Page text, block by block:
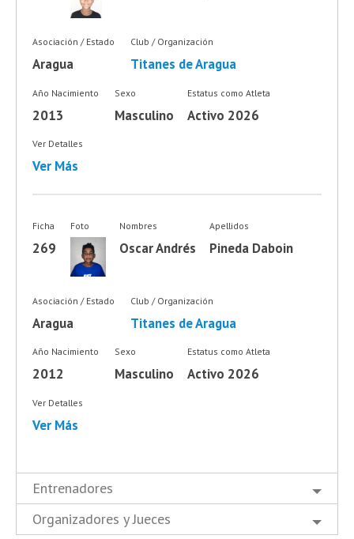
Asociación / Estado
Aragua
Club / Organización
Titanes de Aragua
Año Nacimiento
2013
Sexo
Masculino
Estatus como Atleta
Activo 2026
Ver Detalles
Ver Más
Ficha
269
Foto Nombres
Oscar Andrés
Apellidos
Pineda Daboin
Asociación / Estado
Aragua
Club / Organización
Titanes de Aragua
Año Nacimiento
2012
Sexo
Masculino
Estatus como Atleta
Activo 2026
Ver Detalles
Ver Más
Entrenadores
Organizadores y Jueces